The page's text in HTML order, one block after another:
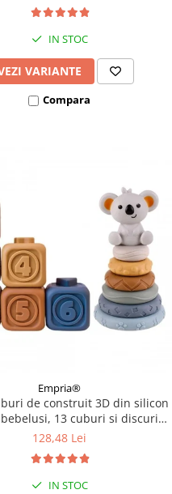
IN STOC
VARIANTE
Compara
Empria®
de construit 3D din silicon
13 cuburi si discuri
conectabile, Empria
128,48 Lei
IN STOC